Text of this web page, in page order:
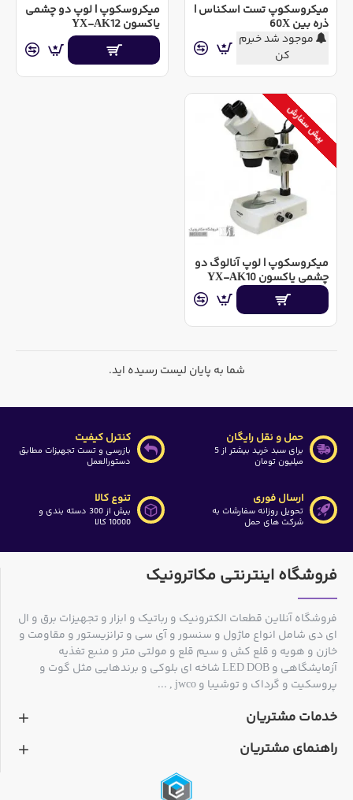
میکروسکوپ تست اسکناس |
ذره بین 60X
موجود شد خبرم
کن
میکروسکوپ | لوپ دو چشمی
یاکسون YX-AK12
پیش سفارش
میکروسکوپ | لوپ آنالوگ دو
چشمی یاکسون YX-AK10
شما به پایان لیست رسیده اید.
حمل و نقل رایگان
برای سبد خرید بیشتر از 5
میلیون تومان
کنترل کیفیت
بازرسی و تست تجهیزات مطابق
دستورالعمل
ارسال فوری
تحویل روزانه سفارشات به
شرکت های حمل
تنوع کالا
بیش از 300 دسته بندی و
10000 کالا
فروشگاه اینترنتی مکاترونیک
فروشگاه آنلاین قطعات الکترونیک و رباتیک و ابزار و تجهیزات برق و ال
ای دی شامل انواع ماژول و سنسور و آی سی و ترانزیستور و مقاومت و
خازن و هویه و قلع کش و سیم قلع و مولتی متر و منبع تغذیه
آزمایشگاهی و LED DOB شاخه ای بلوکی و برندهایی مثل گوت و
پروسکیت و گرداک و توشیبا و jwco , ...
خدمات مشتریان
راهنمای مشتریان